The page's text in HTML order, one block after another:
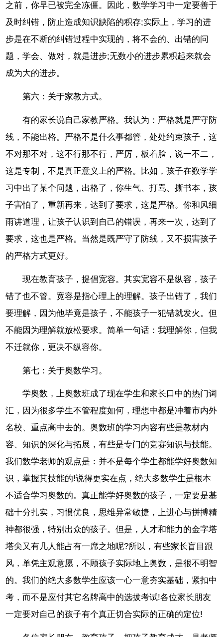
之前，你早已被完全冻僵。因此，数学学习中一定要善于
及时纠错，防止造成知识缺陷的积存;实际上，学习的进
步是在不断的纠错过程中实现的，将不会的、出错的问
题，学会、做对，就是进步;无数小的进步累积起来就会
成为大的进步。
第六：关于家教方式。
有的家长说自己家教严格。我认为：严格就是严守防
线，不能出格。严格不是什么事都管，处处约束孩子，这
不对那不对，这不行那不行，严厉，板着脸，说一不二，
这是专制，不是真正意义上的严格。比如，孩子在数学学
习中出了某个问题，出格了，你生气、打骂、撕书本，孩
子害怕了，重新再来，达到了要求，这是严格。你和风细
雨讲道理，让孩子认识到自己的错误，再来一次，达到了
要求，这也是严格。当然是既严守了防线，又不损害孩子
的严格方式更好。
现在教育孩子，提倡宽容。其实宽容不是纵容，孩子
错了也不管。宽容是指心理上的理解。孩子出错了，我们
要理解，因为他毕竟是孩子，不能孩子一犯错就发火。但
不能因为理解就放松要求。简单一句话：我理解你，但我
不迁就你，更决不纵容你。
第七：关于奥数学习。
学奥数，上奥数班成了现在学生和家长口中的热门词
汇，因为很多学生不管程度如何，理想中都是冲着市内外
名校、重点高中去的。奥数班的学习内容有些是教材内
容、知识的深化与拓展，有些是专门的竞赛知识与技能。
我们数学老师的观点是：并不是每个学生都能学好奥数知
识，掌握其技能的!说得更实在点，绝大多数学生是根本
不适合学习奥数的。真正能学好奥数的孩子，一定要是基
础十分扎实，习惯优良，思维异常敏捷，上进心与拼搏精
神都很强，特别出众的孩子。但是，人才和能力的金字塔
塔尖又有几人能占有一席之地呢?所以，有些家长盲目跟
风，单凭主观意愿，不顾孩子实际地上奥数，是很不明智
的。我们的绝大多数学生应该一心一意夯实基础，紧扣中
考，而不是应付其它名牌高中的选拔考试!各位家长朋友
一定要对自己的孩子有个真正切合实际的正确的定位!